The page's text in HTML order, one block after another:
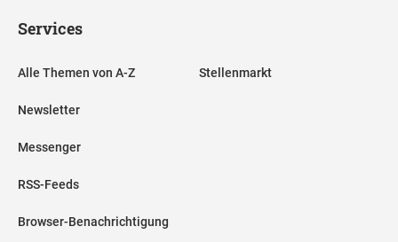
Services
Alle Themen von A-Z
Newsletter
Messenger
RSS-Feeds
Browser-Benachrichtigung
Stellenmarkt